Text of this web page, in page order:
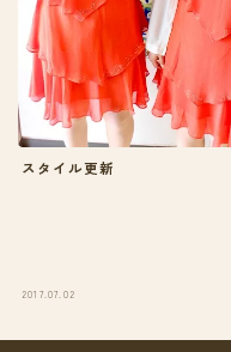
スタイル更新
2017.07.02